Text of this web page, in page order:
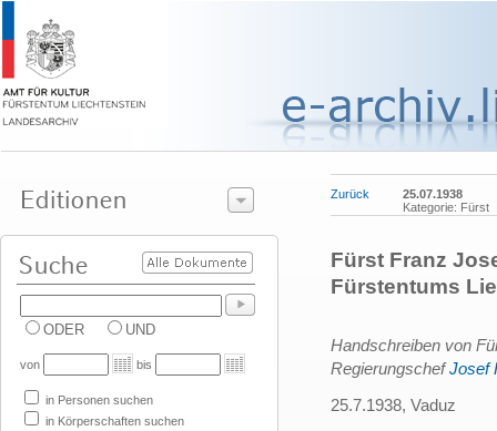
ODER UND
von bis
in Personen suchen
in Körperschaften suchen
Zurück
25.07.1938
Kategorie: Fürst
Fürst Franz
Fürstentums
Handschreiben von
RegierungschefJosef
25.7.1938, Vaduz